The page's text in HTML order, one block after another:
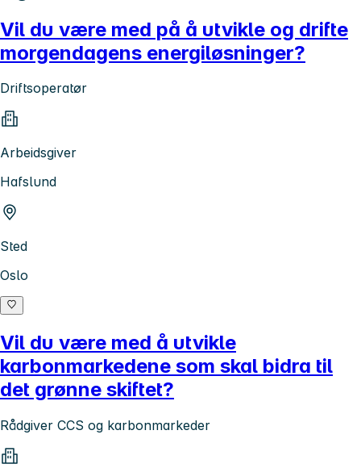
Vil du være med på å utvikle og drifte
morgendagens energiløsninger?
Driftsoperatør
Arbeidsgiver
Hafslund
Sted
Oslo
Vil du være med å utvikle
karbonmarkedene som skal bidra til
det grønne skiftet?
Rådgiver CCS og karbonmarkeder